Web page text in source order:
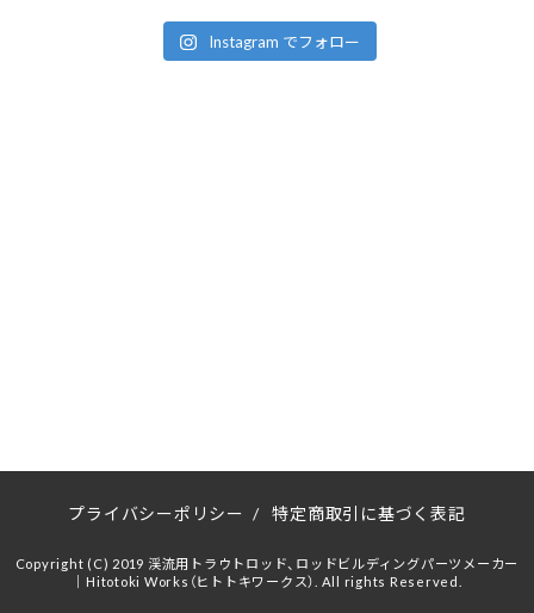
Instagram でフォロー
プライバシーポリシー / 特定商取引に基づく表記
Copyright (C) 2019 渓流用トラウトロッド、ロッドビルディングパーツメーカー
｜Hitotoki Works（ヒトトキワークス）. All rights Reserved.